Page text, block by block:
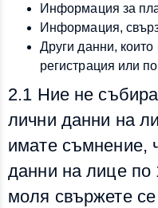
Информация за
Информация,
Други данни,
регистрация или
2.1 Ние не
лични данни на
имате съмнение,
данни на лице по
моля свържете